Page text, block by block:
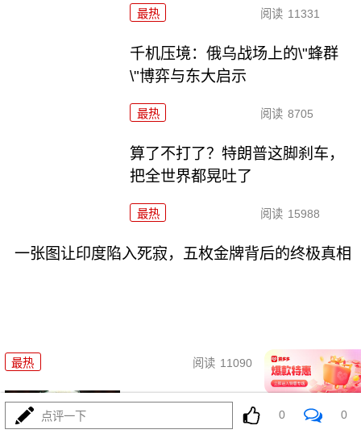
最热 阅读 11331
千机压境：俄乌战场上的\"蜂群
\"博弈与东大启示
最热 阅读 8705
算了不打了？特朗普这脚刹车，
把全世界都晃吐了
最热 阅读 15988
一张图让印度陷入死寂，五枚金牌背后的终极真相
最热 阅读 11090 08-03
美国踏进3个大坑把自己埋了！恐
怕一个都爬不出
点评一下 0 0